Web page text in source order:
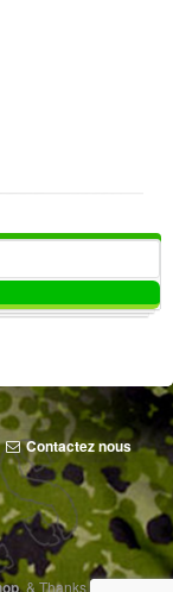
Contactez nous
.& Thanks to